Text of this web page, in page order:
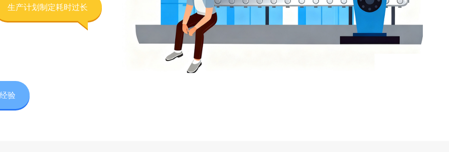
生产计划制定耗时过长
验